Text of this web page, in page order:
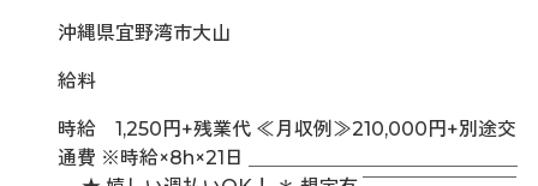
沖縄県宜野湾市大山
給料
時給 1,250円+残業代 ≪月収例≫210,000円+別途交
通費 ※時給×8h×21日 ＿＿＿＿＿＿＿＿＿＿＿＿＿＿